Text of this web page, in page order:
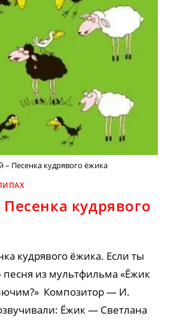
– Песенка кудрявого ёжика
кудрявого
кудрявого ёжика. Если ты
песня из мультфильма «Ёжик
Композитор — И.
Ёжик — Светлана